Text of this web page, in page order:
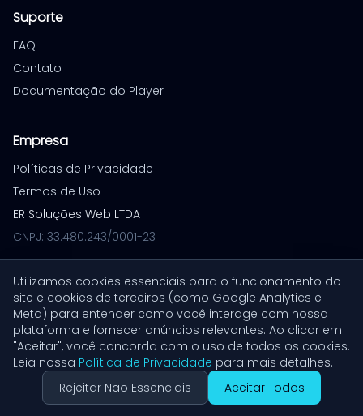
Suporte
FAQ
Contato
Documentação do Player
Empresa
Políticas de Privacidade
Termos de Uso
ER Soluções Web LTDA
CNPJ: 33.480.243/0001-23
© 2026 VoiceXpress. Todos os direitos reservados.
Build: 1779730054
Utilizamos cookies essenciais para o funcionamento do
site e cookies de terceiros (como Google Analytics e
Meta) para entender como você interage com nossa
plataforma e fornecer anúncios relevantes. Ao clicar em
"Aceitar", você concorda com o uso de todos os cookies.
Leia nossa Política de Privacidade para mais detalhes.
Rejeitar Não Essenciais
Aceitar Todos